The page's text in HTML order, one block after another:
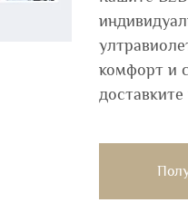
комфорт и